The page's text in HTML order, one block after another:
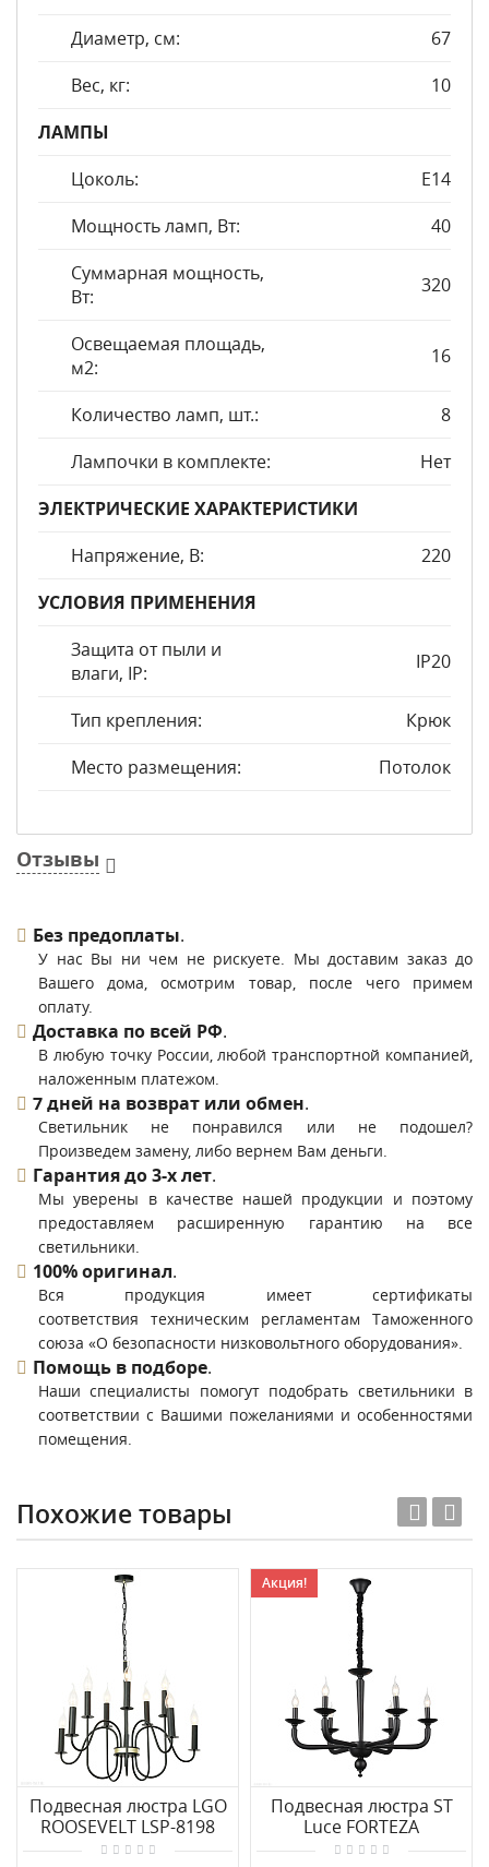
Диаметр, см:
67
Вес, кг:
10
ЛАМПЫ
Цоколь:
E14
Мощность ламп, Вт:
40
Суммарная мощность,
Вт:
320
Освещаемая площадь,
м2:
16
Количество ламп, шт.:
8
Лампочки в комплекте:
Нет
ЭЛЕКТРИЧЕСКИЕ ХАРАКТЕРИСТИКИ
Напряжение, В:
220
УСЛОВИЯ ПРИМЕНЕНИЯ
Защита от пыли и
влаги, IP:
IP20
Тип крепления:
Крюк
Место размещения:
Потолок
Отзывы
Без предоплаты.
У нас Вы ни чем не рискуете. Мы доставим заказ до
Вашего дома, осмотрим товар, после чего примем
оплату.
Доставка по всей РФ.
В любую точку России, любой транспортной компанией,
наложенным платежом.
7 дней на возврат или обмен.
Светильник не понравился или не подошел?
Произведем замену, либо вернем Вам деньги.
Гарантия до 3-х лет.
Мы уверены в качестве нашей продукции и поэтому
предоставляем расширенную гарантию на все
светильники.
100% оригинал.
Вся продукция имеет сертификаты
соответствия техническим регламентам Таможенного
союза «О безопасности низковольтного оборудования».
Помощь в подборе.
Наши специалисты помогут подобрать светильники в
соответствии с Вашими пожеланиями и особенностями
помещения.
Похожие товары
Подвесная люстра LGO
ROOSEVELT LSP-8198
Акция!
Подвесная люстра ST
Luce FORTEZA
SL1114.403.06